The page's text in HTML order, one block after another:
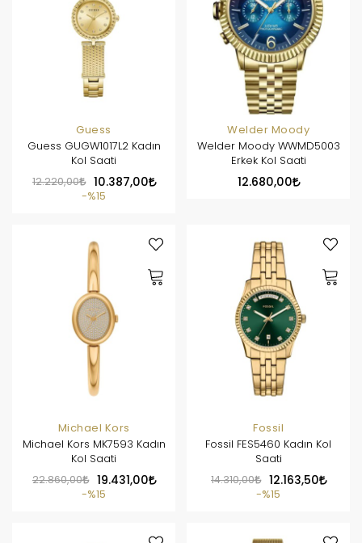
Guess
Guess GUGW1017L2 Kadın
Kol Saati
12.220,00
10.387,00
%15
Welder Moody
Welder Moody WWMD5003
Erkek Kol Saati
12.680,00
Michael Kors
Michael Kors MK7593 Kadın
Kol Saati
22.860,00
19.431,00
%15
Fossil
Fossil FES5460 Kadın Kol
Saati
14.310,00
12.163,50
%15